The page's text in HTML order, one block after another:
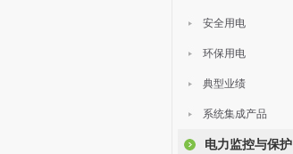
安全用电
环保用电
典型业绩
系统集成产品
电力监控与保护